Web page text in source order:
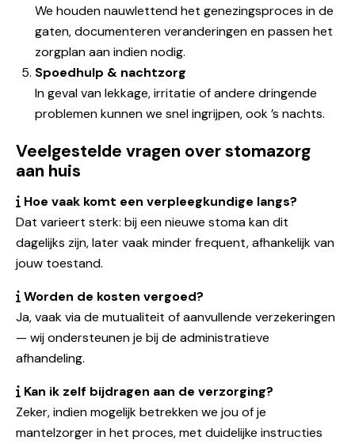
We houden nauwlettend het genezingsproces in de
gaten, documenteren veranderingen en passen het
zorgplan aan indien nodig.
Spoedhulp & nachtzorg
In geval van lekkage, irritatie of andere dringende
problemen kunnen we snel ingrijpen, ook ’s nachts.
Veelgestelde vragen over stomazorg
aan huis
Hoe vaak komt een verpleegkundige langs?
Dat varieert sterk: bij een nieuwe stoma kan dit
dagelijks zijn, later vaak minder frequent, afhankelijk van
jouw toestand.
Worden de kosten vergoed?
Ja, vaak via de mutualiteit of aanvullende verzekeringen
— wij ondersteunen je bij de administratieve
afhandeling.
Kan ik zelf bijdragen aan de verzorging?
Zeker, indien mogelijk betrekken we jou of je
mantelzorger in het proces, met duidelijke instructies